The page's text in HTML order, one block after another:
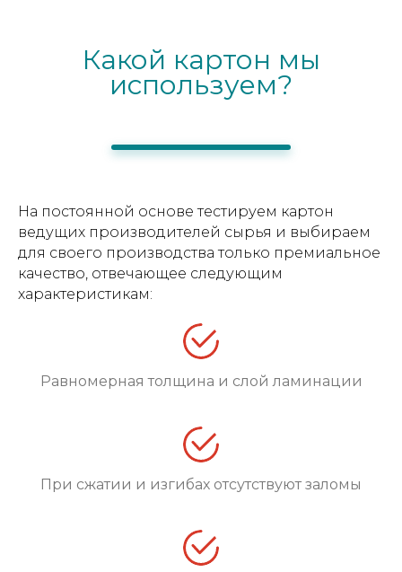
Какой картон мы
используем?
На постоянной основе тестируем картон
ведущих производителей сырья и выбираем
для своего производства только премиальное
качество, отвечающее следующим
характеристикам:
Равномерная толщина и слой ламинации
При сжатии и изгибах отсутствуют заломы